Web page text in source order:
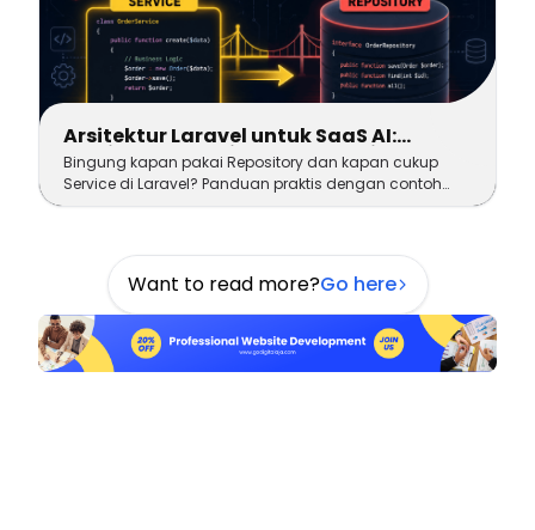
Arsitektur Laravel untuk SaaS AI:
Service vs Repository: Kapan Pisah,
Kapan Gabung (Part 3)
Bingung kapan pakai Repository dan kapan cukup
Service di Laravel? Panduan praktis dengan contoh
kode nyata untuk arsitektur SaaS AI. Part 3 dari series.
Want to read more?Go here